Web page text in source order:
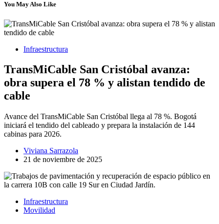
You May Also Like
Infraestructura
TransMiCable San Cristóbal avanza:
obra supera el 78 % y alistan tendido de
cable
Avance del TransMiCable San Cristóbal llega al 78 %. Bogotá
iniciará el tendido del cableado y prepara la instalación de 144
cabinas para 2026.
Viviana Sarrazola
21 de noviembre de 2025
Infraestructura
Movilidad